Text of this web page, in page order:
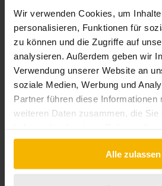
Wir verwenden Cookies, um
personalisieren, Funktionen für
zu können und die Zugriffe auf
analysieren. Außerdem geben wir
Verwendung unserer Website an
soziale Medien, Werbung und
Partner führen diese Informationen
weiteren Daten zusammen, die Sie
gesammelt haben.
Alle zulassen